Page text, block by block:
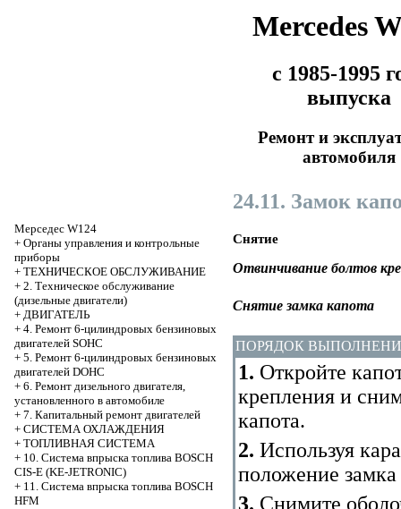
Mercedes
с 1985-1995
выпуска
Ремонт и
автомобиля
Мерседес W124
+ Органы управления и контрольные
приборы
+ ТЕХНИЧЕСКОЕ ОБСЛУЖИВАНИЕ
+ 2. Техническое обслуживание
(дизельные двигатели)
+ ДВИГАТЕЛЬ
+ 4. Ремонт 6-цилиндровых бензиновых
двигателей SOHC
+ 5. Ремонт 6-цилиндровых бензиновых
двигателей DOHC
+ 6. Ремонт дизельного двигателя,
установленного в автомобиле
+ 7. Капитальный ремонт двигателей
+ СИСТЕМА ОХЛАЖДЕНИЯ
+ ТОПЛИВНАЯ СИСТЕМА
+ 10. Система впрыска топлива BOSCH
CIS-E (KE-JETRONIC)
+ 11. Система впрыска топлива BOSCH
HFM
24.11. Замок
Снятие
Отвинчивание болтов
Снятие замка капота
ПОРЯДОК
1. Откройте
крепления и
капота.
2. Используя
положение
3. Снимите